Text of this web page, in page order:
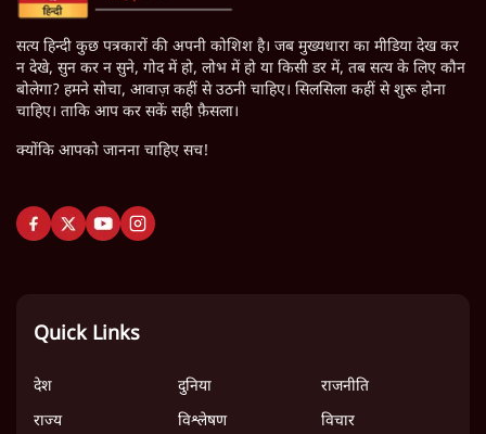
सत्य हिन्दी कुछ पत्रकारों की अपनी कोशिश है। जब मुख्यधारा का मीडिया देख कर
न देखे, सुन कर न सुने, गोद में हो, लोभ में हो या किसी डर में, तब सत्य के लिए कौन
बोलेगा? हमने सोचा, आवाज़ कहीं से उठनी चाहिए। सिलसिला कहीं से शुरू होना
चाहिए। ताकि आप कर सकें सही फ़ैसला।
क्योंकि आपको जानना चाहिए सच!
Quick Links
देश दुनिया
राजनीति
राज्य
विश्लेषण
विचार